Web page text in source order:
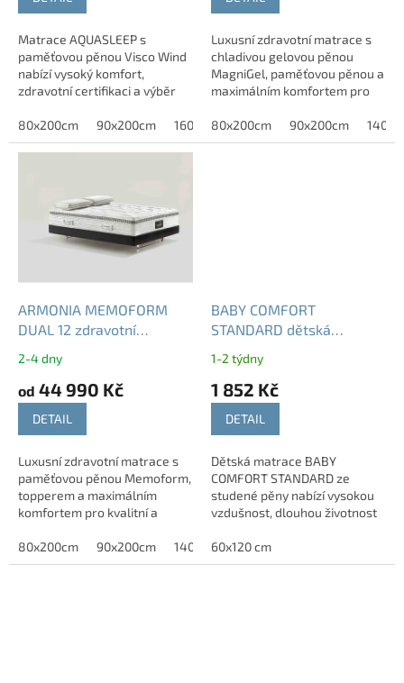
Matrace AQUASLEEP s
paměťovou pěnou Visco Wind
nabízí vysoký komfort,
zdravotní certifikaci a výběr
certifikace pouze u výšky
20cm. Matrace je...
80x200cm 90x200cm 160x200cm 180x200cm
Luxusní zdravotní matrace s
chladivou gelovou pěnou
MagniGel, paměťovou pěnou a
maximálním komfortem pro
JINÝ ROZMĚR? -Neváhejte
nás...
80x200cm 90x200cm
ARMONIA MEMOFORM
DUAL 12 zdravotní
pěnou 30 cm T3
2-4 dny
od 44 990 Kč
DETAIL
Luxusní zdravotní matrace s
paměťovou pěnou Memoform,
topperem a maximálním
komfortem pro kvalitní a
POTŘEBUJETE JINÝ ROZMĚR? -
Neváhejte nás...
80x200cm 90x200cm 140x200 cm 160x200cm
BABY COMFORT
STANDARD dětská
10 cm
1-2 týdny
1 852 Kč
DETAIL
Dětská matrace BABY
COMFORT STANDARD ze
studené pěny nabízí vysokou
vzdušnost, dlouhou životnost
motivem.
60x120 cm